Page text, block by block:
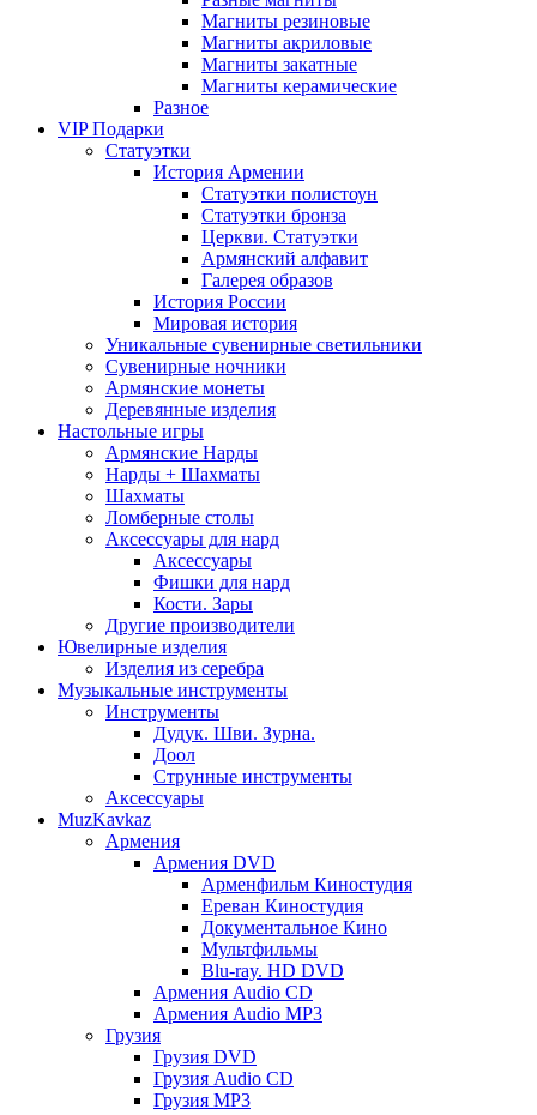
Магниты резиновые
Магниты акриловые
Магниты закатные
Магниты керамические
Разное
VIP Подарки
Статуэтки
История Армении
Статуэтки полистоун
Статуэтки бронза
Церкви. Статуэтки
Армянский алфавит
Галерея образов
История России
Мировая история
Уникальные сувенирные светильники
Сувенирные ночники
Армянские монеты
Деревянные изделия
Настольные игры
Армянские Нарды
Нарды + Шахматы
Шахматы
Ломберные столы
Аксессуары для нард
Аксессуары
Фишки для нард
Кости. Зары
Другие производители
Ювелирные изделия
Изделия из серебра
Музыкальные инструменты
Инструменты
Дудук. Шви. Зурна.
Доол
Струнные инструменты
Аксессуары
MuzKavkaz
Армения
Армения DVD
Арменфильм Киностудия
Ереван Киностудия
Документальное Кино
Мультфильмы
Blu-ray. HD DVD
Армения Audio CD
Армения Audio MP3
Грузия
Грузия DVD
Грузия Audio CD
Грузия MP3